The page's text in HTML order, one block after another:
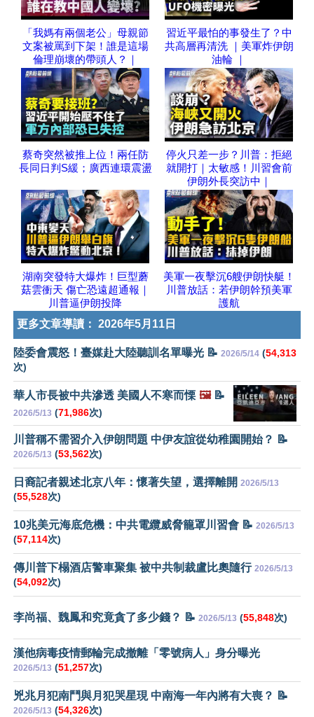
「我媽有兩個老公」母親節
文案被罵到下架！誰是這場
倫理崩壞的帶頭人？｜
習近平最怕的事發生了？中
共高層再清洗 ｜美軍炸伊朗
油輪 ｜
蔡奇突然被推上位！兩任防
長同日判S緩；廣西連環震盪
停火只差一步？川普：拒絕
就開打｜太敏感！川習會前
伊朗外長突訪中｜
湖南突發特大爆炸！巨型蘑
菇雲衝天 傷亡恐遠超通報｜
川普逼伊朗投降
美軍一夜擊沉6艘伊朗快艇！
川普放話：若伊朗幹預美軍
護航
更多文章導讀： 2026年5月11日
陸委會震怒！臺媒赴大陸聽訓名單曝光 📝 2026/5/14 (54,313
次)
華人市長被中共滲透 美國人不寒而慄 🖼️📝
2026/5/13 (71,986次)
川普稱不需習介入伊朗問題 中伊友誼從幼稚園開始？ 📝
2026/5/13 (53,562次)
日裔記者親述北京八年：懷著失望，選擇離開 2026/5/13
(55,528次)
10兆美元海底危機：中共電纜威脅籠罩川習會 📝 2026/5/13
(57,114次)
傳川普下榻酒店警車聚集 被中共制裁盧比奧隨行 2026/5/13
(54,092次)
李尚福、魏鳳和究竟貪了多少錢？ 📝 2026/5/13 (55,848次)
漢他病毒疫情郵輪完成撤離「零號病人」身分曝光
2026/5/13 (51,257次)
兇兆月犯南鬥與月犯哭星現 中南海一年內將有大喪？ 📝
2026/5/13 (54,326次)